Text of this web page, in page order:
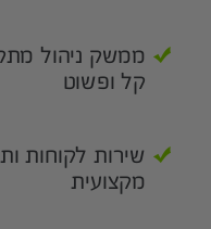
ממשק ניהול
קל ופשוט
שירות לקוחות
מקצועית